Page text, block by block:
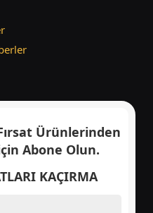
Ürünlerinden
Abone Olun.
KAÇIRMA